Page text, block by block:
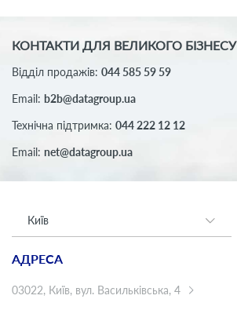
КОНТАКТИ ДЛЯ ВЕЛИКОГО БІЗНЕСУ
Відділ продажів: 044 585 59 59
Email: b2b@datagroup.ua
Технічна підтримка: 044 222 12 12
Email: net@datagroup.ua
Київ
АДРЕСА
03022, Київ, вул. Васильківська, 4